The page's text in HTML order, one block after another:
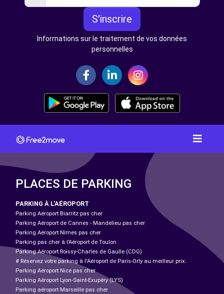
S'inscrire
Informations sur le traitement de vos données
personnelles
PLACES DE PARKING
PARKING À L'AÉROPORT
Parking Aéroport Biarritz pas cher
Parking Aéroport de Cannes - Mandelieu pas cher
Parking Aéroport Nîmes pas cher
Parking pas cher à l’Aéroport de Toulon
Parking Aéroport Roissy-Charles de Gaulle (CDG)
# Réservez votre parking à l'Aéroport de Paris-Orly au meilleur prix.
Parking Aéroport Nice pas cher
Parking Aéroport Lyon-Saint-Exupéry (LYS)
Parking aéroport Marseille pas cher